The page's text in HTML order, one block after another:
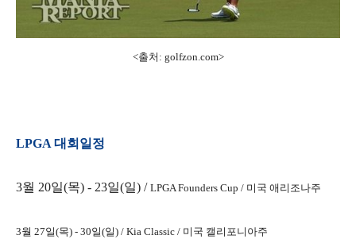
<출처: golfzon.com>
LPGA 대회 일정
3월 20일(목) - 23일(일) / LPGA Founders Cup / 미국 애리조나주
3월 27일(목) - 30일(일) / Kia Classic / 미국 캘리포니아주